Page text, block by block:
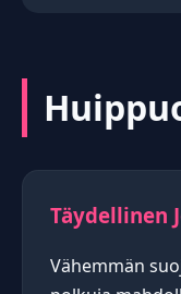
Täydellinen
Vähemmän